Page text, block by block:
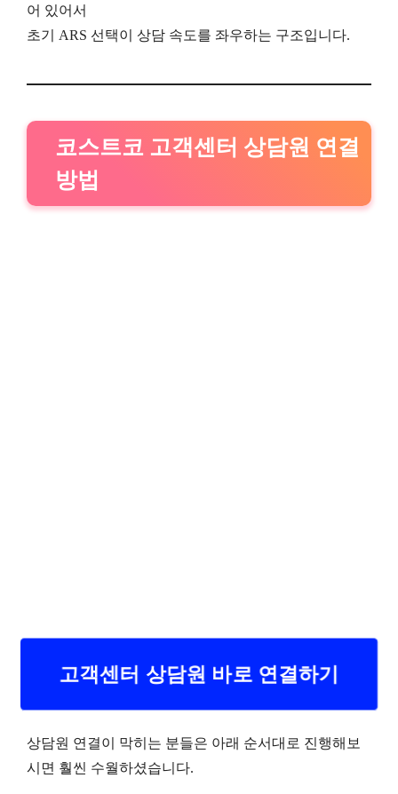
어 있어서
초기 ARS 선택이 상담 속도를 좌우하는 구조입니다.
코스트코 고객센터 상담원 연결
방법
고객센터 상담원 바로 연결하기
상담원 연결이 막히는 분들은 아래 순서대로 진행해보
시면 훨씬 수월하셨습니다.